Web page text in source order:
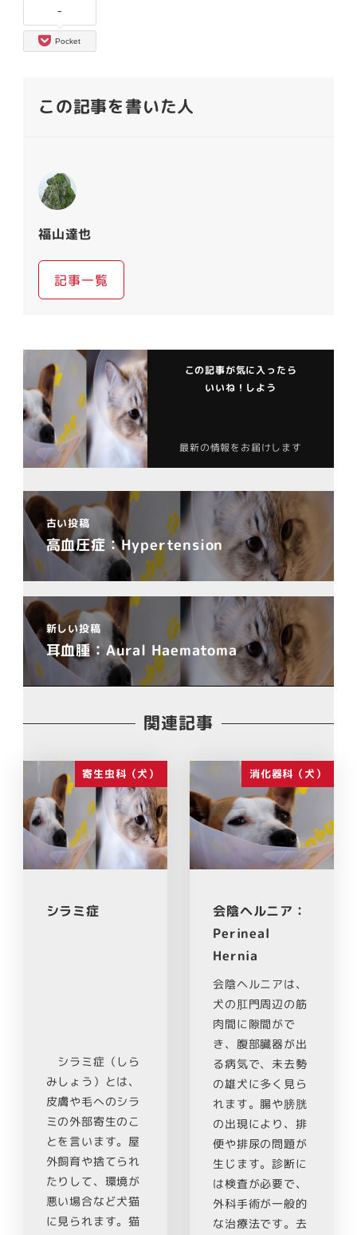
-
Pocket
この記事を書いた人
福山達也
記事一覧
この記事が気に入ったら
いいね！しよう
最新の情報をお届けします
古い投稿
高血圧症：Hypertension
新しい投稿
耳血腫：Aural Haematoma
関連記事
寄生虫科（犬）
シラミ症
シラミ症（しら
みしょう）とは、
皮膚や毛へのシラ
ミの外部寄生のこ
とを言います。屋
外飼育や捨てられ
たりして、環境が
悪い場合など犬猫
に見られます。猫
消化器科（犬）
会陰ヘルニア：
Perineal
Hernia
会陰ヘルニアは、
犬の肛門周辺の筋
肉間に隙間がで
き、腹部臓器が出
る病気で、未去勢
の雄犬に多く見ら
れます。腸や膀胱
の出現により、排
便や排尿の問題が
生じます。診断に
は検査が必要で、
外科手術が一般的
な治療法です。去